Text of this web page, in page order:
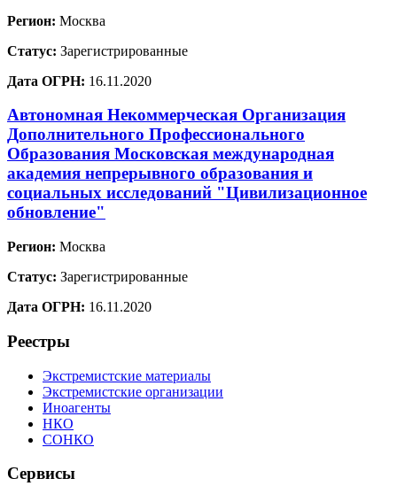
Регион: Москва
Статус: Зарегистрированные
Дата ОГРН: 16.11.2020
Автономная Некоммерческая Организация
Дополнительного Профессионального
Образования Московская международная
академия непрерывного образования и
социальных исследований "Цивилизационное
обновление"
Регион: Москва
Статус: Зарегистрированные
Дата ОГРН: 16.11.2020
Реестры
Экстремистские материалы
Экстремистские организации
Иноагенты
НКО
СОНКО
Сервисы